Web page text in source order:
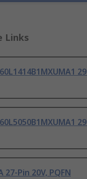
Links
Pin 20V, PQFN